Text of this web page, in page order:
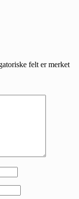
felt er merket